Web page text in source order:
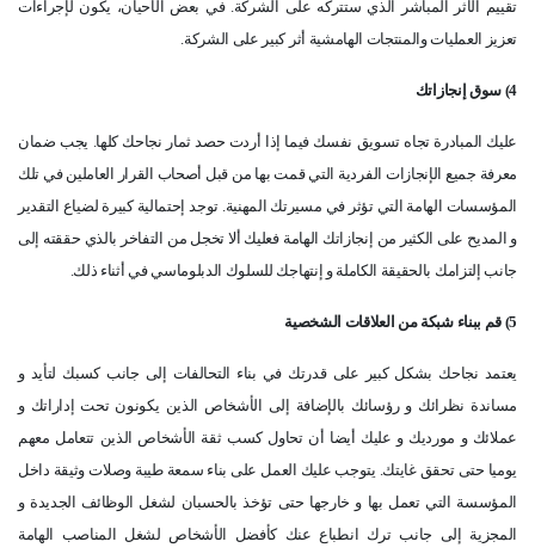
تقييم الأثر المباشر الذي ستتركه على الشركة. في بعض الأحيان، يكون لإجراءات
تعزيز العمليات والمنتجات الهامشية أثر كبير على الشركة.
4) سوق إنجازاتك
عليك المبادرة تجاه تسويق نفسك فيما إذا أردت حصد ثمار نجاحك كلها. يجب ضمان
معرفة جميع الإنجازات الفردية التي قمت بها من قبل أصحاب القرار العاملين في تلك
المؤسسات الهامة التي تؤثر في مسيرتك المهنية. توجد إحتمالية كبيرة لضياع التقدير
و المديح على الكثير من إنجازاتك الهامة فعليك ألا تخجل من التفاخر بالذي حققته إلى
جانب إلتزامك بالحقيقة الكاملة و إنتهاجك للسلوك الدبلوماسي في أثناء ذلك.
5) قم ببناء شبكة من العلاقات الشخصية
يعتمد نجاحك بشكل كبير على قدرتك في بناء التحالفات إلى جانب كسبك لتأيد و
مساندة نظرائك و رؤسائك بالإضافة إلى الأشخاص الذين يكونون تحت إداراتك و
عملائك و مورديك و عليك أيضا أن تحاول كسب ثقة الأشخاص الذين تتعامل معهم
يوميا حتى تحقق غايتك. يتوجب عليك العمل على بناء سمعة طيبة وصلات وثيقة داخل
المؤسسة التي تعمل بها و خارجها حتى تؤخذ بالحسبان لشغل الوظائف الجديدة و
المجزية إلى جانب ترك انطباع عنك كأفضل الأشخاص لشغل المناصب الهامة